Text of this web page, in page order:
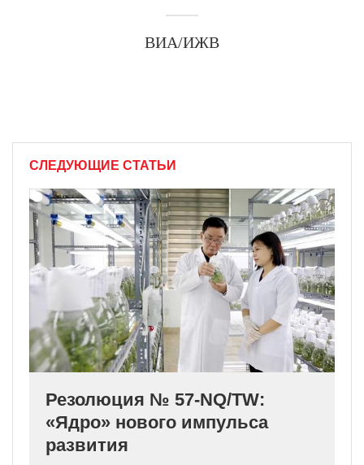
ВИА/ИЖВ
СЛЕДУЮЩИЕ СТАТЬИ
Резолюция № 57-NQ/TW:
«Ядро» нового импульса
развития